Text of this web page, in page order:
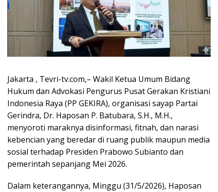
Jakarta , Tevri-tv.com,– Wakil Ketua Umum Bidang
Hukum dan Advokasi Pengurus Pusat Gerakan Kristiani
Indonesia Raya (PP GEKIRA), organisasi sayap Partai
Gerindra, Dr. Haposan P. Batubara, S.H., M.H.,
menyoroti maraknya disinformasi, fitnah, dan narasi
kebencian yang beredar di ruang publik maupun media
sosial terhadap Presiden Prabowo Subianto dan
pemerintah sepanjang Mei 2026.
Dalam keterangannya, Minggu (31/5/2026), Haposan